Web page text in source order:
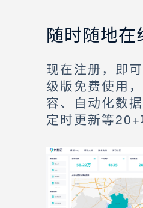
随时随地在
现在注册，即
级版免费使用
容、自动化数
定时更新等